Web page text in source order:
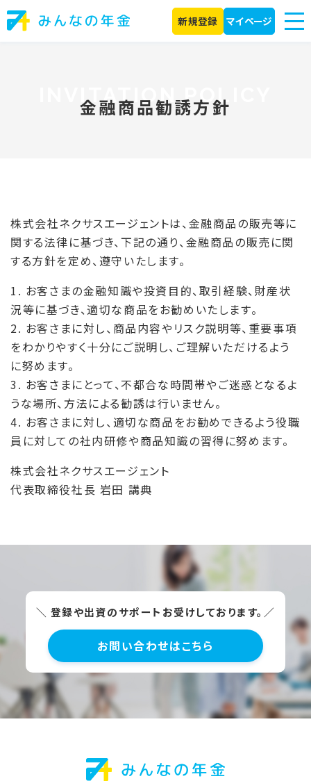
新規登録 マイページ
金融商品勧誘方針
株式会社ネクサスエージェントは、金融商品の販売等に
関する法律に基づき、下記の通り、金融商品の販売に関
する方針を定め、遵守いたします。
1. お客さまの金融知識や投資目的、取引経験、財産状
況等に基づき、適切な商品をお勧めいたします。
2. お客さまに対し、商品内容やリスク説明等、重要事項
をわかりやすく十分にご説明し、ご理解いただけるよう
に努めます。
3. お客さまにとって、不都合な時間帯やご迷惑となるよ
うな場所、方法による勧誘は行いません。
4. お客さまに対し、適切な商品をお勧めできるよう役職
員に対しての社内研修や商品知識の習得に努めます。
株式会社ネクサスエージェント
代表取締役社長 岩田 講典
＼ 登録や出資のサポートお受けしております。／
お問い合わせはこちら